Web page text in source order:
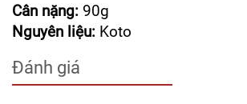
Cân nặng: 90g
Nguyên liệu: Koto
Đánh giá